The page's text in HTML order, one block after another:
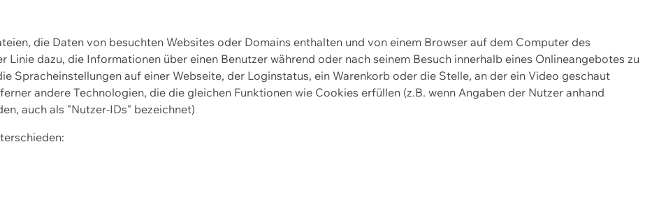
die Daten von besuchten Websites oder Domains enthalten und von einem Browser auf dem Computer des
dazu, die Informationen über einen Benutzer während oder nach seinem Besuch innerhalb eines Onlineangebotes zu
Spracheinstellungen auf einer Webseite, der Loginstatus, ein Warenkorb oder die Stelle, an der ein Video geschaut
andere Technologien, die die gleichen Funktionen wie Cookies erfüllen (z.B. wenn Angaben der Nutzer anhand
auch als "Nutzer-IDs" bezeichnet)